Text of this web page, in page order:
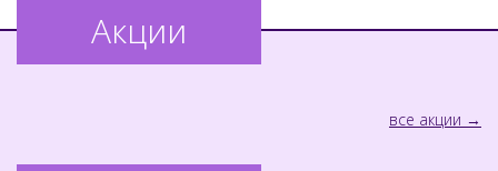
Акции
все акции